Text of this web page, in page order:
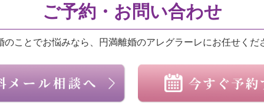
ご予約・お問い合わせ
のことでお悩みなら、円満離婚のアレグラーレにお任せくだ